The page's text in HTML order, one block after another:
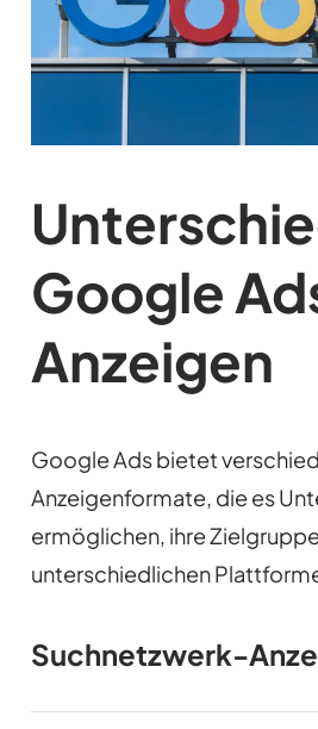
Google
Anzeigen
Google Ads bietet
Anzeigenformate, die es
ermöglichen, ihre
unterschiedlichen
Suchnetzwerk-